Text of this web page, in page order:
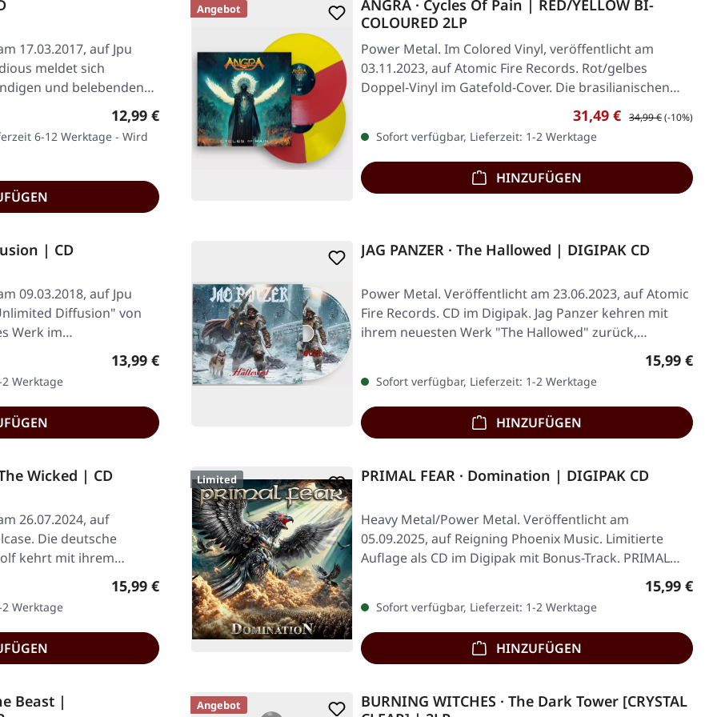
17.03.2017, auf Jpu
meldet sich
und belebenden…
Regulärer Preis:
12,99 €
6-12 Werktage - Wird
Angebot
ANGRA · Cycles Of Pain | RED/YELLOW BI-
COLOURED 2LP
Power Metal. Im Colored Vinyl, veröffentlicht am
03.11.2023, auf Atomic Fire Records. Rot/gelbes
Doppel-Vinyl im Gatefold-Cover. Die brasilianischen…
Verkaufspreis:
31,49 € Regulärer Preis:
34,99 €(-10%)
Sofort verfügbar, Lieferzeit: 1-2 Werktage
HINZUFÜGEN
| CD
09.03.2018, auf Jpu
Diffusion" von
Werk im…
Regulärer Preis:
13,99 €
Werktage
JAG PANZER · The Hallowed | DIGIPAK CD
Power Metal. Veröffentlicht am 23.06.2023, auf Atomic
Fire Records. CD im Digipak. Jag Panzer kehren mit
ihrem neuesten Werk "The Hallowed" zurück,…
Regulärer
15,99 €
Sofort verfügbar, Lieferzeit: 1-2 Werktage
HINZUFÜGEN
Wicked | CD
26.07.2024, auf
Die deutsche
kehrt mit ihrem
Regulärer Preis:
15,99 €
Werktage
Limited PRIMAL FEAR · Domination | DIGIPAK CD
Heavy Metal/Power Metal. Veröffentlicht am
05.09.2025, auf Reigning Phoenix Music. Limitierte
Auflage als CD im Digipak mit Bonus-Track. PRIMAL
Regulärer
15,99 €
Sofort verfügbar, Lieferzeit: 1-2 Werktage
HINZUFÜGEN
Beast |
Angebot
BURNING WITCHES · The Dark Tower [CRYSTAL